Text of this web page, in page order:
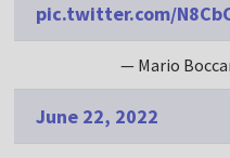
pic.twitter.com/
— Mario
June 22, 2022